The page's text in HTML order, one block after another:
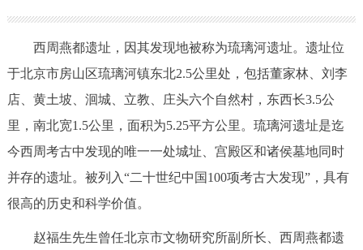
西周燕都遗址，因其发现地被称为琉璃河遗址。遗址位
于北京市房山区琉璃河镇东北2.5公里处，包括董家林、刘李
店、黄土坡、洄城、立教、庄头六个自然村，东西长3.5公
里，南北宽1.5公里，面积为5.25平方公里。琉璃河遗址是迄
今西周考古中发现的唯一一处城址、宫殿区和诸侯墓地同时
并存的遗址。被列入“二十世纪中国100项考古大发现”，具有
很高的历史和科学价值。
赵福生先生曾任北京市文物研究所副所长、西周燕都遗